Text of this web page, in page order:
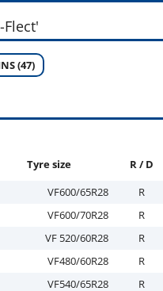
(47)
Tyre size
R / D
VF600/65R28
R
VF600/70R28
R
VF 520/60R28
R
VF480/60R28
R
VF540/65R28
R